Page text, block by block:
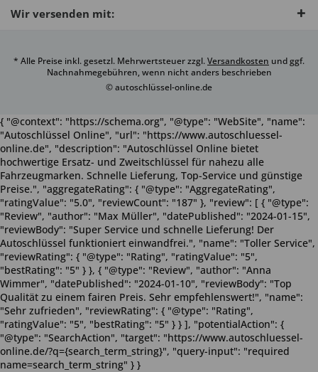
Wir versenden mit:
* Alle Preise inkl. gesetzl. Mehrwertsteuer zzgl.Versandkosten und ggf.
Nachnahmegebühren, wenn nicht anders beschrieben
© autoschlüssel-online.de
{ "@context": "https://schema.org", "@type": "WebSite", "name":
"Autoschlüssel Online", "url": "https://www.autoschluessel-
online.de", "description": "Autoschlüssel Online bietet
hochwertige Ersatz- und Zweitschlüssel für nahezu alle
Fahrzeugmarken. Schnelle Lieferung, Top-Service und günstige
Preise.", "aggregateRating": { "@type": "AggregateRating",
"ratingValue": "5.0", "reviewCount": "187" }, "review": [ { "@type":
"Review", "author": "Max Müller", "datePublished": "2024-01-15",
"reviewBody": "Super Service und schnelle Lieferung! Der
Autoschlüssel funktioniert einwandfrei.", "name": "Toller Service",
"reviewRating": { "@type": "Rating", "ratingValue": "5",
"bestRating": "5" } }, { "@type": "Review", "author": "Anna
Wimmer", "datePublished": "2024-01-10", "reviewBody": "Top
Qualität zu einem fairen Preis. Sehr empfehlenswert!", "name":
"Sehr zufrieden", "reviewRating": { "@type": "Rating",
"ratingValue": "5", "bestRating": "5" } } ], "potentialAction": {
"@type": "SearchAction", "target": "https://www.autoschluessel-
online.de/?q={search_term_string}", "query-input": "required
name=search_term_string" } }